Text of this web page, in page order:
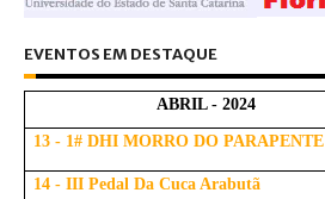
EVENTOS EM DESTAQUE
ABRIL - 2024
13 - 1# DHI MORRO DO PARAPENTE
14 - III Pedal Da Cuca Arabutã